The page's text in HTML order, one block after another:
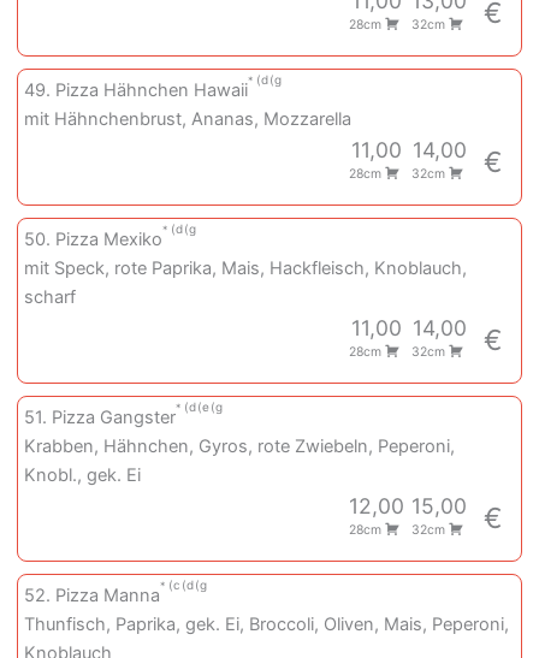
28cm 32cm €
49. Pizza Hähnchen Hawaii
d g
mit Hähnchenbrust, Ananas, Mozzarella
11,00
28cm
14,00
32cm €
50. Pizza Mexiko
d g
mit Speck, rote Paprika, Mais, Hackfleisch, Knoblauch,
scharf
11,00
28cm
14,00
32cm €
51. Pizza Gangster
d e g
Krabben, Hähnchen, Gyros, rote Zwiebeln, Peperoni,
Knobl., gek. Ei
12,00
28cm
15,00
32cm €
52. Pizza Manna
c d g
Thunfisch, Paprika, gek. Ei, Broccoli, Oliven, Mais, Peperoni,
Knoblauch